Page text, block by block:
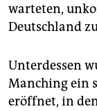
warteten,
Deutschland
Unterdessen
Manching ein
eröffnet, in